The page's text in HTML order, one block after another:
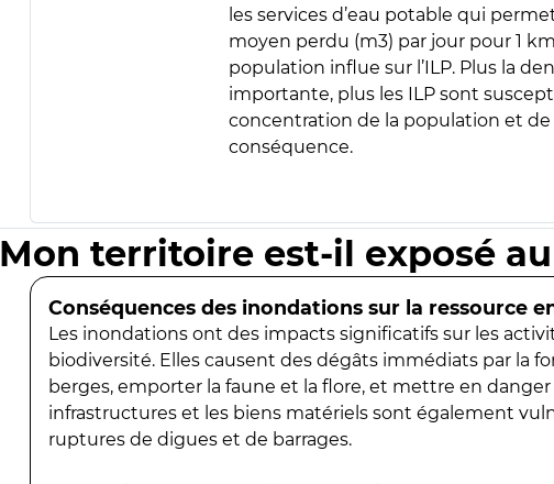
les services d’eau potable qui
moyen perdu (m3) par jour pour 1
population influe sur l’ILP. Plus la
importante, plus les ILP sont
concentration de la population et
conséquence.
Mon territoire est-il exposé
Conséquences des inondations sur la ressource
Les inondations ont des impacts significatifs sur les
biodiversité. Elles causent des dégâts immédiats par la
berges, emporter la faune et la flore, et mettre en
infrastructures et les biens matériels sont également
ruptures de digues et de barrages.